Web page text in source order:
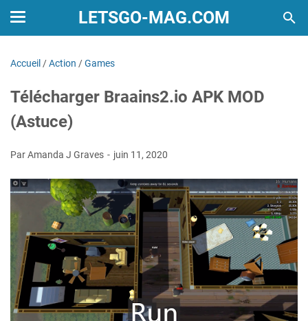
LETSGO-MAG.COM
Accueil /Action /Games
Télécharger Braains2.io APK MOD
(Astuce)
Par Amanda J Graves juin 11, 2020